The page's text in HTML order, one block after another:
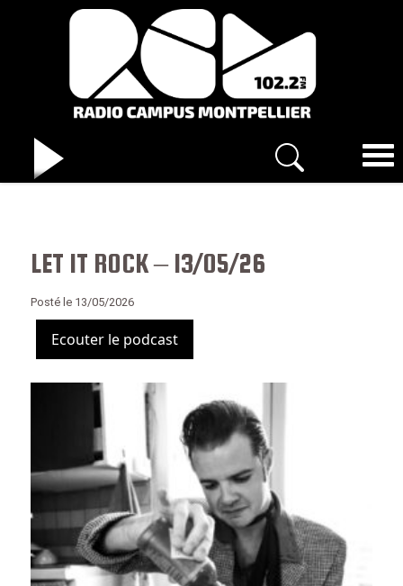
LET IT ROCK – 13/05/26
Posté le 13/05/2026
Ecouter le podcast